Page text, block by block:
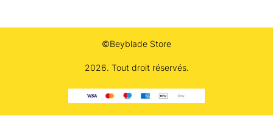
©Beyblade Store
2026. Tout droit réservés.